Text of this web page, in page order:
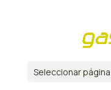
Seleccionar página